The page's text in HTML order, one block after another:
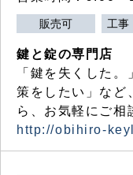
販売可 工事
鍵と錠の専門店
「鍵を失くした
策をしたい」など
ら、お気軽にご相
http://obihiro-